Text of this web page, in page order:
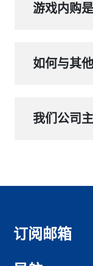
游戏内购
如何与其
我们公司
订阅邮箱